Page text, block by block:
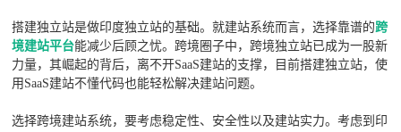
搭建独立站是做印度独立站的基础。就建站系统而言，选择靠谱的跨
境建站平台能减少后顾之忧。跨境圈子中，跨境独立站已成为一股新
力量，其崛起的背后，离不开SaaS建站的支撑，目前搭建独立站，使
用SaaS建站不懂代码也能轻松解决建站问题。
选择跨境建站系统，要考虑稳定性、安全性以及建站实力。考虑到印